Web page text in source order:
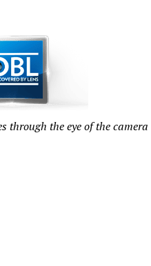
through the eye of the